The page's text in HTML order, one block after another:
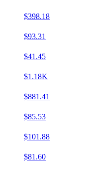
$398.18
$93.31
$41.45
$1.18K
$881.41
$85.53
$101.88
$81.60